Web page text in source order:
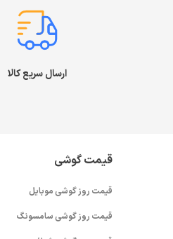
ارسال سریع کالا
قیمت گوشی
قیمت روز گوشی موبایل
قیمت روز گوشی سامسونگ